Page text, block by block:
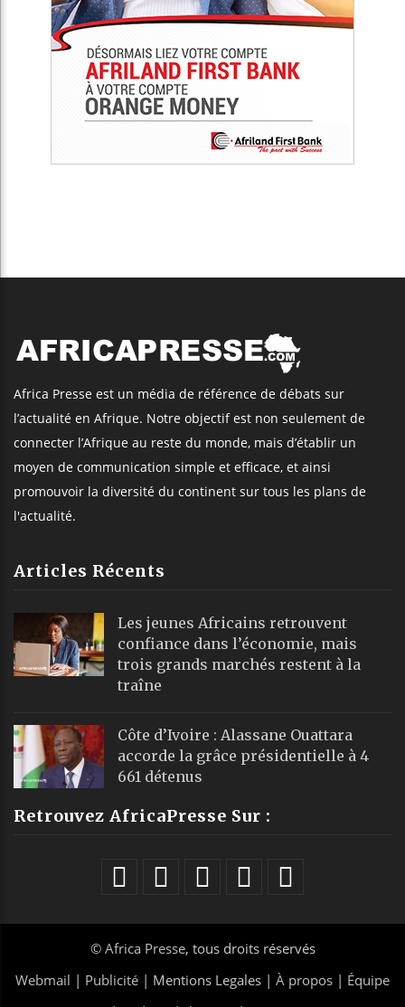
Africa Presse est un média de référence de débats sur
l’actualité en Afrique. Notre objectif est non seulement de
connecter l’Afrique au reste du monde, mais d’établir un
moyen de communication simple et efficace, et ainsi
promouvoir la diversité du continent sur tous les plans de
l'actualité.
Articles Récents
Les jeunes Africains retrouvent
confiance dans l’économie, mais
trois grands marchés restent à la
traîne
Côte d’Ivoire : Alassane Ouattara
accorde la grâce présidentielle à 4
661 détenus
Retrouvez AfricaPresse Sur :
© Africa Presse, tous droits réservés
Webmail | Publicité | Mentions Legales | À propos | Équipe